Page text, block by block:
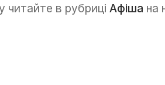
читайте в рубриці Афіша на